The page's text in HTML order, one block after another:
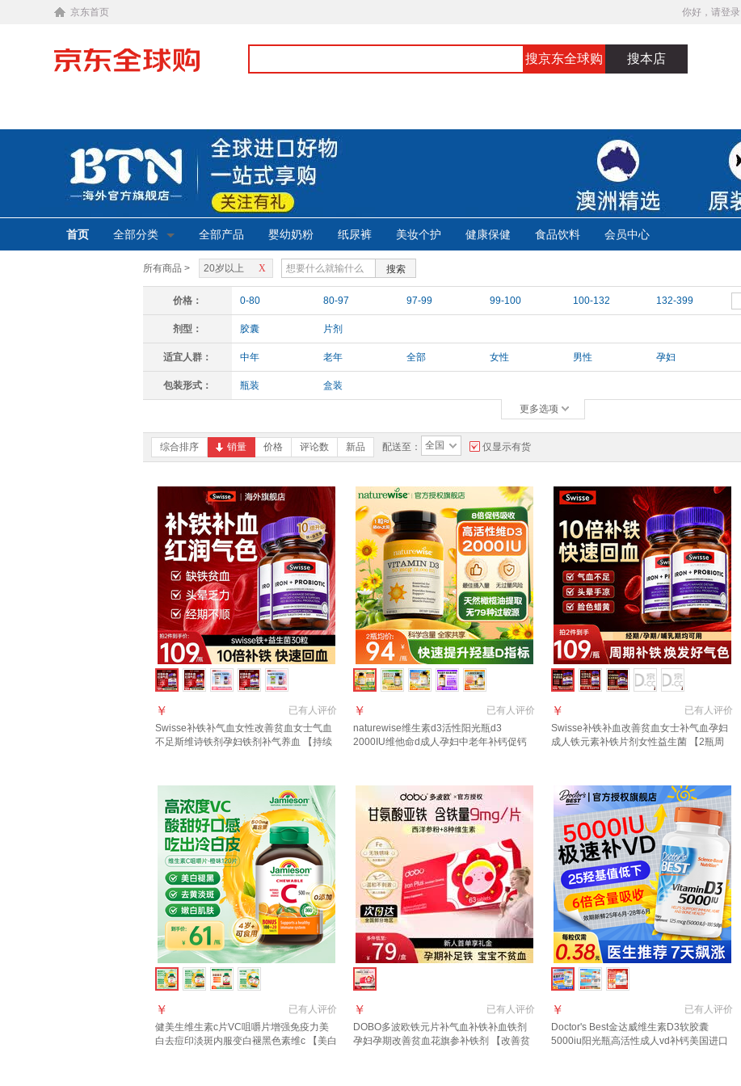
京东首页 你好，请登录
搜京东全球购 搜本店
首页 全部分类 全部产品 婴幼奶粉 纸尿裤 美妆个护 健康保健 食品饮料 会员中心
所有商品 > X
20岁以上 搜索
价格： 0-80 80-97 97-99 99-100 100-132 132-399
剂型： 胶囊 片剂
适宜人群： 中年 老年 全部 女性 男性 孕妇
包装形式： 瓶装 盒装
更多选项
综合排序 销量 价格 评论数 新品 配送至： 全国 仅显示有货
已有人评价
￥
Swisse补铁补气血女性改善贫血女士气血
不足斯维诗铁剂孕妇铁剂补气养血 【持续
已有人评价
￥
naturewise维生素d3活性阳光瓶d3
2000IU维他命d成人孕妇中老年补钙促钙
已有人评价
￥
Swisse补铁补血改善贫血女士补气血孕妇
成人铁元素补铁片剂女性益生菌 【2瓶周
已有人评价
￥
健美生维生素c片VC咀嚼片增强免疫力美
白去痘印淡斑内服变白褪黑色素维c 【美白
已有人评价
￥
DOBO多波欧铁元片补气血补铁补血铁剂
孕妇孕期改善贫血花旗参补铁剂 【改善贫
已有人评价
￥
Doctor's Best金达威维生素D3软胶囊
5000iu阳光瓶高活性成人vd补钙美国进口